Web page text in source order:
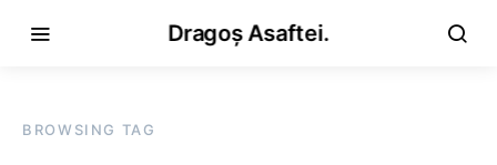
Dragoș Asaftei.
BROWSING TAG